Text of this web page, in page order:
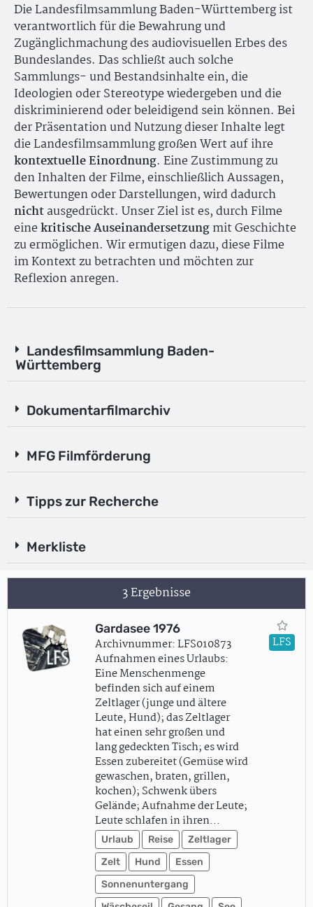
Die Landesfilmsammlung Baden-Württemberg ist
verantwortlich für die Bewahrung und
Zugänglichmachung des audiovisuellen Erbes des
Bundeslandes. Das schließt auch solche
Sammlungs- und Bestandsinhalte ein, die
Ideologien oder Stereotype wiedergeben und die
diskriminierend oder beleidigend sein können. Bei
der Präsentation und Nutzung dieser Inhalte legt
die Landesfilmsammlung großen Wert auf ihre
kontextuelle Einordnung. Eine Zustimmung zu
den Inhalten der Filme, einschließlich Aussagen,
Bewertungen oder Darstellungen, wird dadurch
nichtausgedrückt. Unser Ziel ist es, durch Filme
einekritische Auseinandersetzungmit Geschichte
zu ermöglichen. Wir ermutigen dazu, diese Filme
im Kontext zu betrachten und möchten zur
Reflexion anregen.
Landesfilmsammlung Baden-
Württemberg
Dokumentarfilmarchiv
MFG Filmförderung
Tipps zur Recherche
Merkliste
3 Ergebnisse
Gardasee 1976
Archivnummer: LFS010873
Aufnahmen eines Urlaubs:
Eine Menschenmenge
befinden sich auf einem
Zeltlager (junge und ältere
Leute, Hund); das Zeltlager
hat einen sehr großen und
lang gedeckten Tisch; es wird
Essen zubereitet (Gemüse wird
gewaschen, braten, grillen,
kochen); Schwenk übers
Gelände; Aufnahme der Leute;
Leute schlafen in ihren…
Urlaub Reise
Zeltlager
Zelt
Hund
Essen
Sonnenuntergang
LFS